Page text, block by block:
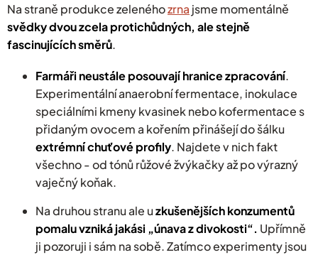
​Na straně produkce zelenéhozrna jsme momentálně
svědky dvou zcela protichůdných, ale stejně
fascinujících směrů.
Farmáři neustále posouvají hranice zpracování.
Experimentální anaerobní fermentace, inokulace
speciálními kmeny kvasinek nebo kofermentace s
přidaným ovocem a kořením přinášejí do šálku
extrémní chuťové profily. Najdete v nich fakt
všechno - od tónů růžové žvýkačky až po výrazný
vaječný koňak.
​Na druhou stranu ale uzkušenějších konzumentů
pomalu vzniká jakási „únava z divokosti“. Upřímně
ji pozoruji i sám na sobě. Zatímco experimenty jsou